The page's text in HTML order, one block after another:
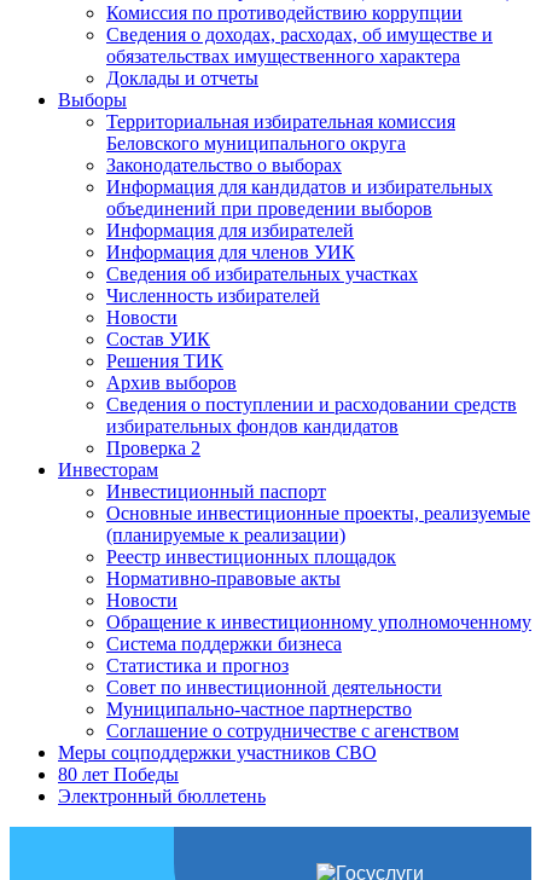
Комиссия по противодействию коррупции
Сведения о доходах, расходах, об имуществе и
обязательствах имущественного характера
Доклады и отчеты
Выборы
Территориальная избирательная комиссия
Беловского муниципального округа
Законодательство о выборах
Информация для кандидатов и избирательных
объединений при проведении выборов
Информация для избирателей
Информация для членов УИК
Сведения об избирательных участках
Численность избирателей
Новости
Состав УИК
Решения ТИК
Архив выборов
Сведения о поступлении и расходовании средств
избирательных фондов кандидатов
Проверка 2
Инвесторам
Инвестиционный паспорт
Основные инвестиционные проекты, реализуемые
(планируемые к реализации)
Реестр инвестиционных площадок
Нормативно-правовые акты
Новости
Обращение к инвестиционному уполномоченному
Система поддержки бизнеса
Статистика и прогноз
Совет по инвестиционной деятельности
Муниципально-частное партнерство
Соглашение о сотрудничестве с агенством
Меры соцподдержки участников СВО
80 лет Победы
Электронный бюллетень